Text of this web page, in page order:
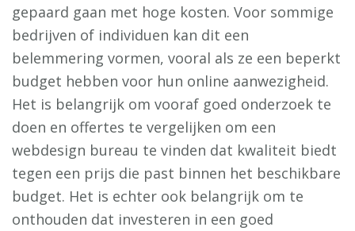
gepaard gaan met hoge kosten. Voor sommige
bedrijven of individuen kan dit een
belemmering vormen, vooral als ze een beperkt
budget hebben voor hun online aanwezigheid.
Het is belangrijk om vooraf goed onderzoek te
doen en offertes te vergelijken om een
webdesign bureau te vinden dat kwaliteit biedt
tegen een prijs die past binnen het beschikbare
budget. Het is echter ook belangrijk om te
onthouden dat investeren in een goed